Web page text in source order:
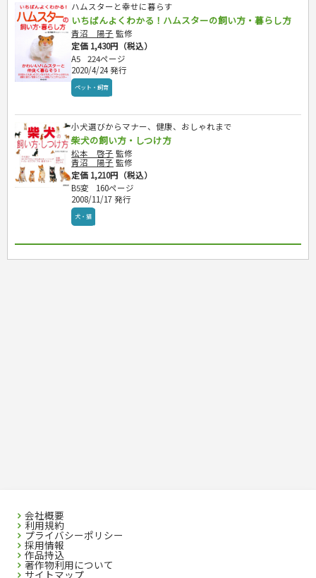
ハムスターと幸せに暮らす
いちばんよくわかる！ハムスターの飼い方・暮らし方
青沼 陽子 監修
定価 1,430円（税込）
A5
224ページ
2020/4/24 発行
ペット・飼育
小犬選びからマナー、健康、おしゃれまで
柴犬の飼い方・しつけ方
松本 啓子 監修
青沼 陽子 監修
定価 1,210円（税込）
B5変
160ページ
2008/11/17 発行
犬・猫
会社概要
利用規約
プライバシーポリシー
採用情報
作品持込
著作物利用について
サイトマップ